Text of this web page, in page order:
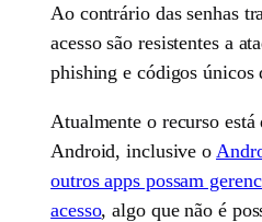
Ao contrário das senhas
acesso são resistentes a
phishing e códigos únicos
Atualmente o recurso
Android, inclusive o
outros apps possam
acesso, algo que não é